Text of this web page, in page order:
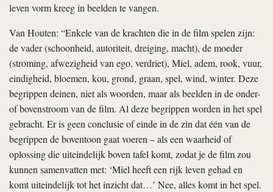
leven vorm kreeg in beelden te vangen.
Van Houten: “Enkele van de krachten die in de film spelen zijn:
de vader (schoonheid, autoriteit, dreiging, macht), de moeder
(stroming, afwezigheid van ego, verdriet), Miel, adem, rook, vuur,
eindigheid, bloemen, kou, grond, graan, spel, wind, winter. Deze
begrippen deinen, niet als woorden, maar als beelden in de onder-
of bovenstroom van de film. Al deze begrippen worden in het spel
gebracht. Er is geen conclusie of einde in de zin dat één van de
begrippen de boventoon gaat voeren – als een waarheid of
oplossing die uiteindelijk boven tafel komt, zodat je de film zou
kunnen samenvatten met: ‘Miel heeft een rijk leven gehad en
komt uiteindelijk tot het inzicht dat…’ Nee, alles komt in het spel.